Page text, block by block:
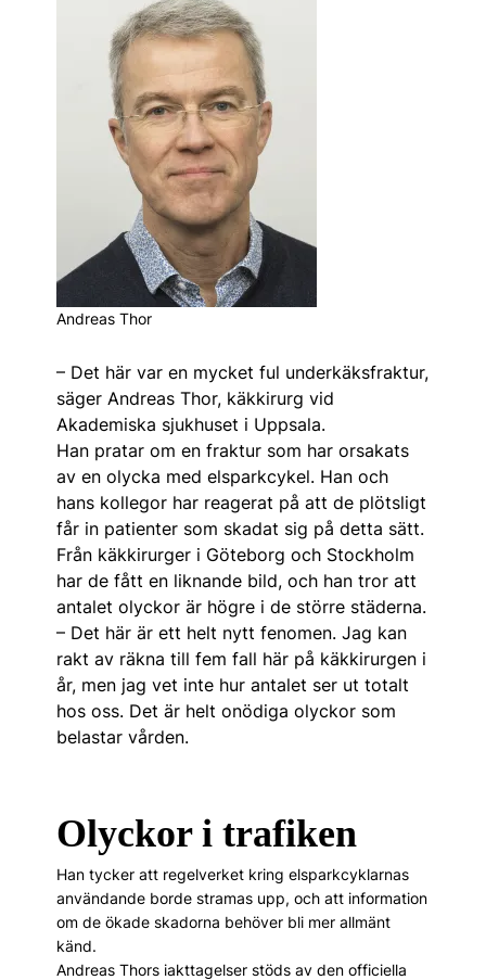
Andreas Thor
– Det här var en mycket ful underkäksfraktur,
säger Andreas Thor, käkkirurg vid
Akademiska sjukhuset i Uppsala.
Han pratar om en fraktur som har orsakats
av en olycka med elsparkcykel. Han och
hans kollegor har reagerat på att de plötsligt
får in patienter som skadat sig på detta sätt.
Från käkkirurger i Göteborg och Stockholm
har de fått en liknande bild, och han tror att
antalet olyckor är högre i de större städerna.
– Det här är ett helt nytt fenomen. Jag kan
rakt av räkna till fem fall här på käkkirurgen i
år, men jag vet inte hur antalet ser ut totalt
hos oss. Det är helt onödiga olyckor som
belastar vården.
Olyckor i trafiken
Han tycker att regelverket kring elsparkcyklarnas
användande borde stramas upp, och att information
om de ökade skadorna behöver bli mer allmänt
känd.
Andreas Thors iakttagelser stöds av den offici­ella